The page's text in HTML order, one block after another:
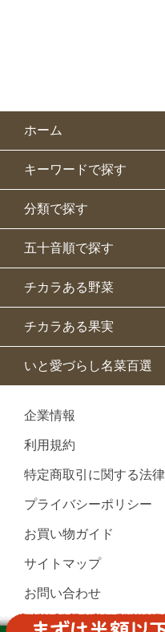
ホーム
キーワードで探す
分類で探す
五十音順で探す
チカラある野菜
チカラある果実
いと愛づらし名菜百選
企業情報
利用規約
特定商取引に関する法
プライバシーポリシー
お買い物ガイド
サイトマップ
お問い合わせ